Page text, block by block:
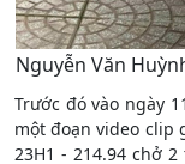
Nguyễn Văn
Trước đó vào ngày
một đoạn video clip
23H1 - 214.94 chở